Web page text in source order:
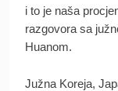
i to je naša
razgovora sa
Huanom.
Južna Koreja,